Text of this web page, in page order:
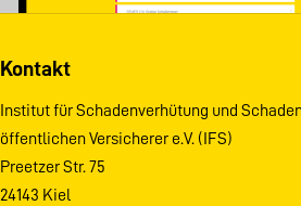
Kontakt
Institut für Schadenverhütung und
öffentlichen Versicherer e.V. (IFS)
Preetzer Str. 75
24143 Kiel